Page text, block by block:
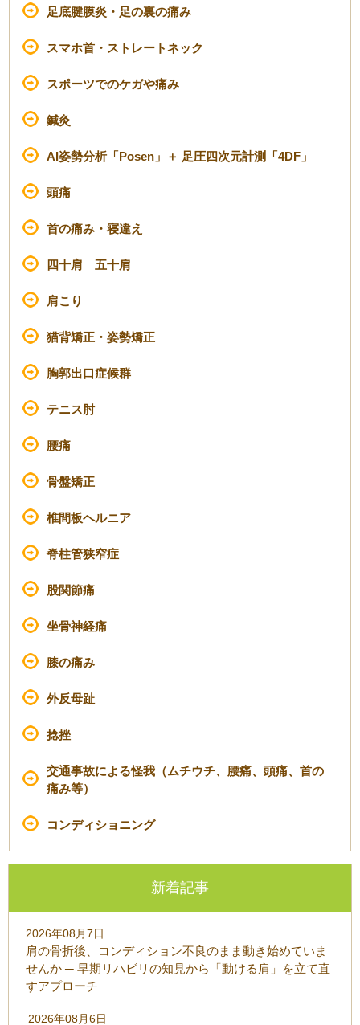
足底腱膜炎・足の裏の痛み
スマホ首・ストレートネック
スポーツでのケガや痛み
鍼灸
AI姿勢分析「Posen」＋ 足圧四次元計測「4DF」
頭痛
首の痛み・寝違え
四十肩 五十肩
肩こり
猫背矯正・姿勢矯正
胸郭出口症候群
テニス肘
腰痛
骨盤矯正
椎間板ヘルニア
脊柱管狭窄症
股関節痛
坐骨神経痛
膝の痛み
外反母趾
捻挫
交通事故による怪我（ムチウチ、腰痛、頭痛、首の
痛み等）
コンディショニング
新着記事
2026年08月7日
肩の骨折後、コンディション不良のまま動き始めていま
せんか ─ 早期リハビリの知見から「動ける肩」を立て直
すアプローチ
2026年08月6日